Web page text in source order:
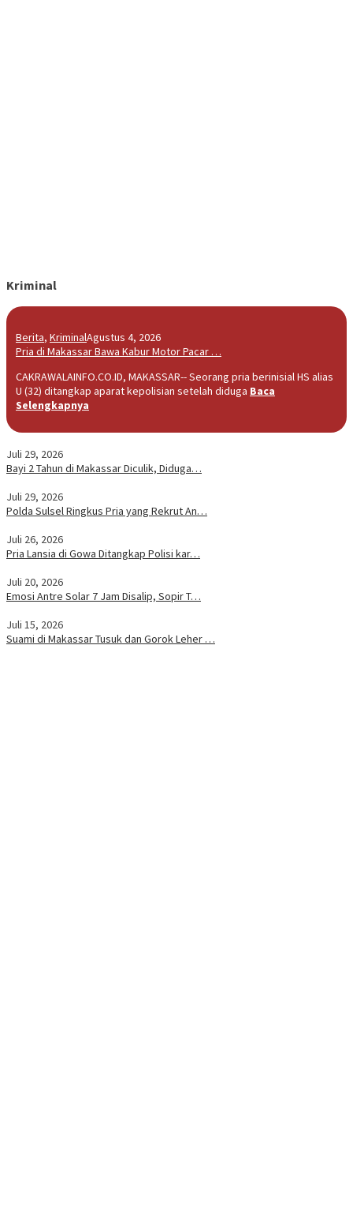
Kriminal
Berita, KriminalAgustus 4, 2026
Pria di Makassar Bawa Kabur Motor Pacar …
CAKRAWALAINFO.CO.ID, MAKASSAR-- Seorang pria berinisial HS alias
U (32) ditangkap aparat kepolisian setelah diduga Baca
Selengkapnya
Juli 29, 2026
Bayi 2 Tahun di Makassar Diculik, Diduga…
Juli 29, 2026
Polda Sulsel Ringkus Pria yang Rekrut An…
Juli 26, 2026
Pria Lansia di Gowa Ditangkap Polisi kar…
Juli 20, 2026
Emosi Antre Solar 7 Jam Disalip, Sopir T…
Juli 15, 2026
Suami di Makassar Tusuk dan Gorok Leher …